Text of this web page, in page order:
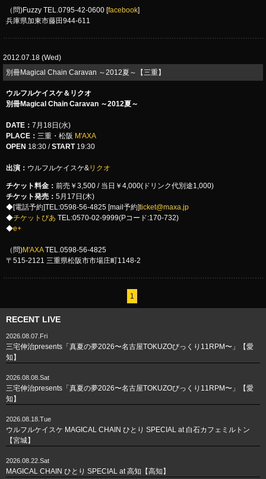
（問)Fuzzy TEL.0795-42-0600 [facebook]
兵庫県加東市藤田944-611
2012.07.18 (Wed)
別冊Magical Chain Caravan ～2012夏～【三重】
ウルフルケイスケ＆リクオ
別冊Magical Chain Caravan ～2012夏～
DATE： 7月18日(水)
PLACE： 三重・松阪 M'AXA
OPEN 18:30 /START19:30
出演： ウルフルケイスケ& リクオ
チケット料金： 前売￥3,500 / 当日￥4,000(ドリンク代別途1,000)
チケット発売： 5月17日(木)
◆[電話予約]TEL:0598-56-4825 [mail予約]ticket@maxa.jp
◆チケットぴあ TEL:0570-02-9999(Pコード:170-732)
◆e+
（問)M'AXATEL.0598-56-4825
〒515-2121 三重県松阪市市場庄町1148-2
1
RECENT LIVE
2026.08.07.Fri
三宅伸治presents「真夏の夢2026〜名古屋TOKUZOびっくり11RPM〜」【愛
知】
2026.08.08.Sat
三宅伸治presents「真夏の夢2026〜名古屋TOKUZOびっくり11RPM〜」【愛
知】
2026.08.18.Tue
ウルフルケイスケ MAGICAL CHAIN ひとり SPECIAL at 白石カフェミルトン
【宮城】
2026.08.22.Sat
MAGICAL CHAIN ひとり SPECIAL at 高知【高知】